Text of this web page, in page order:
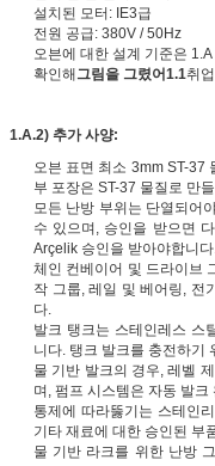
설치된 모터: IE3급
전원 공급: 380V / 50Hz
오븐에 대한 설계 기준은
확인해그림을 그렸어1.1취
1.A.2) 추가 사양:
오븐 표면 최소 3mm ST-37
부 포장은 ST-37 물질로 만
모든 난방 부위는 단열되어
수 있으며, 승인을 받으면
Arçelik 승인을 받아야합니
체인 컨베이어 및 드라이브
작 그룹, 레일 및 베어링, 전
다.
발크 탱크는 스테인레스 스
니다. 탱크 발크를 충전하기
물 기반 발크의 경우, 레벨
며, 펌프 시스템은 자동 발
통제에 따라뚫기는 스테인
기타 재료에 대한 승인된 부
물 기반 라크를 위한 난방